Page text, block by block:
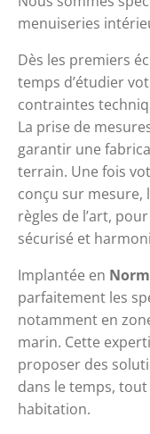
menuiseries
Dès les premiers
temps d’étudier
contraintes
La prise de
garantir une
terrain. Une fois
conçu sur mesure,
règles de l’art,
sécurisé et
Implantée en
parfaitement les
notamment en
marin. Cette
proposer des
dans le temps,
habitation.